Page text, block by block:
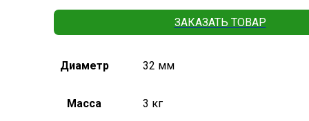
ЗАКАЗАТЬ ТОВАР
Диаметр 32 мм
Масса 3 кг